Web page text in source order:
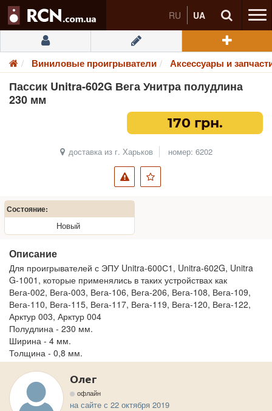
RU UA
Виниловые проигрыватели Аксессуары и
Пассик Unitra-602G Вега Унитра полудлина
230 мм
170 грн.
доставка из г. Харьков номер: 6202
Состояние:
Новый
Описание
Для проигрывателей с ЭПУ Unitra-600С1, Unitra-602G, Unitra
G-1001, которые применялись в таких устройствах как
Вега-002, Вега-003, Вега-106, Вега-206, Вега-108, Вега-109,
Вега-110, Вега-115, Вега-117, Вега-119, Вега-120, Вега-122,
Арктур 003, Арктур 004
Полудлина - 230 мм.
Ширина - 4 мм.
Толщина - 0,8 мм.
Олег
офлайн
на сайте с 22 октября 2019